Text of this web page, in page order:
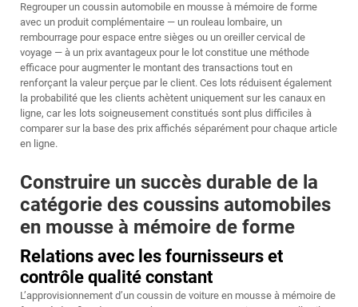
Regrouper un coussin automobile en mousse à mémoire de forme
avec un produit complémentaire — un rouleau lombaire, un
rembourrage pour espace entre sièges ou un oreiller cervical de
voyage — à un prix avantageux pour le lot constitue une méthode
efficace pour augmenter le montant des transactions tout en
renforçant la valeur perçue par le client. Ces lots réduisent également
la probabilité que les clients achètent uniquement sur les canaux en
ligne, car les lots soigneusement constitués sont plus difficiles à
comparer sur la base des prix affichés séparément pour chaque article
en ligne.
Construire un succès durable de la
catégorie des coussins automobiles
en mousse à mémoire de forme
Relations avec les fournisseurs et
contrôle qualité constant
L’approvisionnement d’un coussin de voiture en mousse à mémoire de